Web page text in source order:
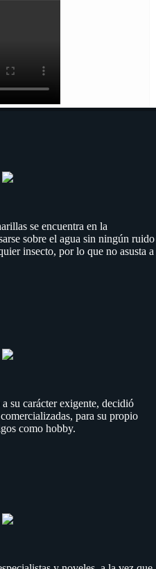
se encuentra en la
sobre el agua sin ningún ruido
insecto, por lo que no asusta a
su carácter exigente, decidió
para su propio
como hobby.